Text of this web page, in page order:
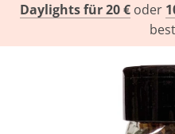
Daylights für 20 €oder